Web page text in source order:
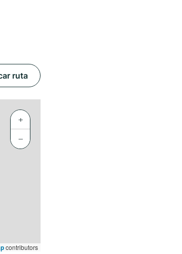
ruta
+
−
contributors